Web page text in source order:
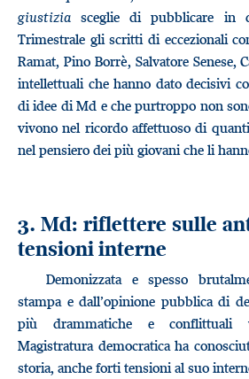
giustizia sceglie di pubblicare in
Trimestrale gli scritti di eccezionali
Ramat, Pino Borrè, Salvatore Senese,
intellettuali che hanno dato decisivi
di idee di Md e che purtroppo non
vivono nel ricordo affettuoso di
nel pensiero dei più giovani che li
3. Md: riflettere sulle
tensioni interne
Demonizzata e spesso
stampa e dall’opinione pubblica di
più drammatiche e conflittuali
Magistratura democratica ha
storia, anche forti tensioni al suo